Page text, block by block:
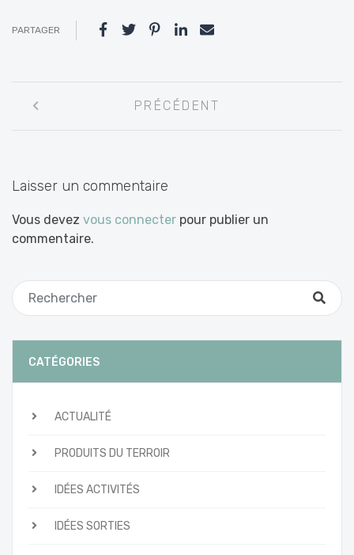
PARTAGER
entre
PRÉCÉDENT
Laisser un commentaire
Vous devez vous connecter pour publier un
commentaire.
CATÉGORIES
ACTUALITÉ
PRODUITS DU TERROIR
IDÉES ACTIVITÉS
IDÉES SORTIES